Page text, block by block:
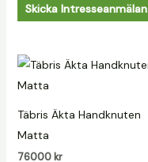
Skicka Intresseanmälan
Täbris Äkta Handknuten
Matta
76000 kr